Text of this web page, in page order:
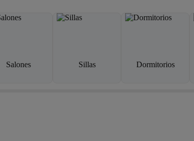
Salones Sillas Dormitorios